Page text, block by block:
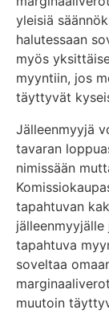
yleisiä
halutessaan
myös
myyntiin, jos
täyttyvät
Jälleenmyyjä
tavaran
nimissään
tapahtuvan
jälleenmyyjälle
tapahtuva
soveltaa
muutoin